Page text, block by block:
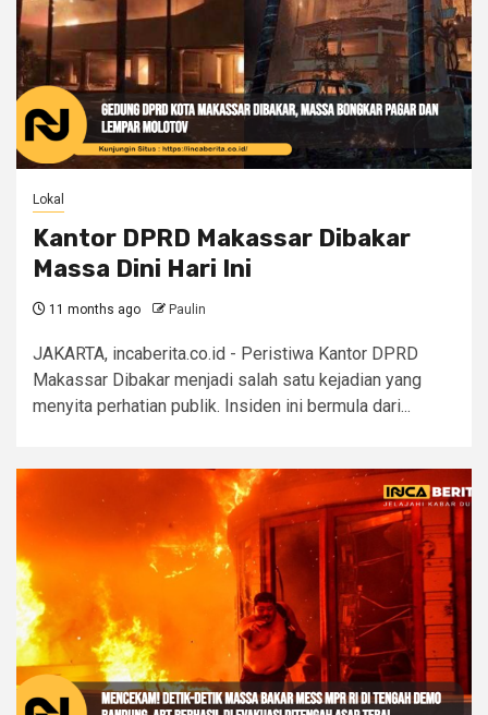
Lokal
Kantor DPRD Makassar Dibakar
Massa Dini Hari Ini
11 months ago Paulin
JAKARTA, incaberita.co.id - Peristiwa Kantor DPRD
Makassar Dibakar menjadi salah satu kejadian yang
menyita perhatian publik. Insiden ini bermula dari...